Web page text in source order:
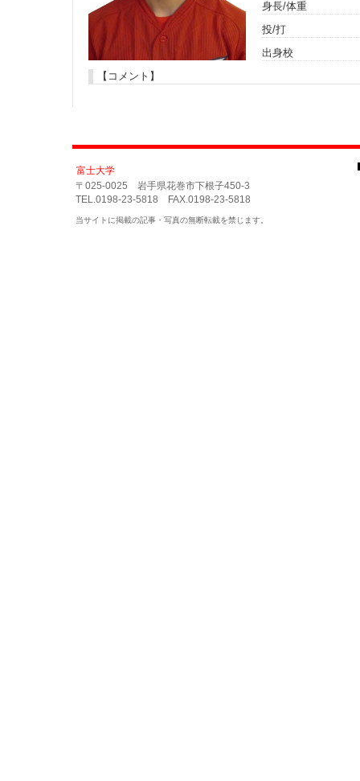
身長/体重
投/打
出身校
【コメント】
富士大学
〒025-0025 岩手県花巻市下根子450-3
TEL.0198-23-5818 FAX.0198-23-5818
当サイトに掲載の記事・写真の無断転載を禁じます。